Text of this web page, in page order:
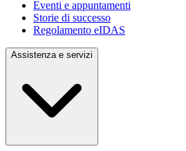
Eventi e appuntamenti
Storie di successo
Regolamento eIDAS
Assistenza e servizi